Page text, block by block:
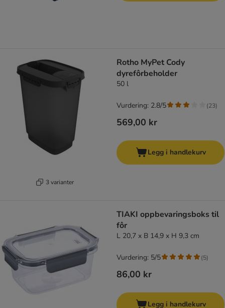
3 varianter
Rotho MyPet Cody
dyrefôrbeholder
50 l
569,00 kr
Vurdering: 2.8/5 (23)
Legg i handlekurv
TIAKI oppbevaringsboks til
fôr
L 20,7 x B 14,9 x H 9,3 cm
86,00 kr
Vurdering: 5/5 (5)
Legg i handlekurv